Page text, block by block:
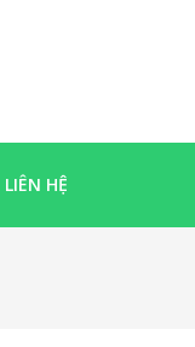
LIÊN HỆ